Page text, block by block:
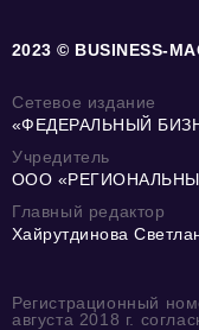
2023 © BUSINESS-
Сетевое издание
«ФЕДЕРАЛЬНЫЙ
Учредитель
ООО
Главный редактор
Хайрутдинова
Регистрационный
августа 2018 г.